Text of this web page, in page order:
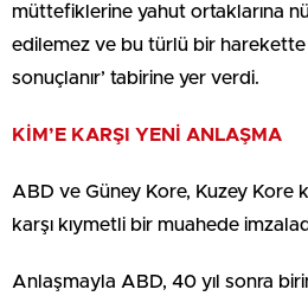
müttefiklerine yahut ortaklarına
edilemez ve bu türlü bir
sonuçlanır’ tabirine yer verdi.
KİM’E KARŞI YENİ ANLAŞMA
ABD ve Güney Kore, Kuzey Kore
karşı kıymetli bir muahede
Anlaşmayla ABD, 40 yıl sonra